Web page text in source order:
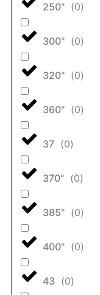
250" (0)
300" (0)
320" (0)
360" (0)
37 (0)
370" (0)
385" (0)
400" (0)
43 (0)